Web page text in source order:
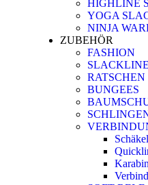
HIGHLINE
YOGA
NINJA
ZUBEHÖR
FASHION
RATSCHEN
BUNGEES
Schäkel